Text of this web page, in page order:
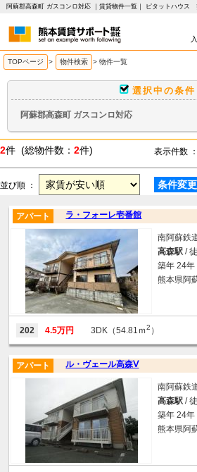
阿蘇郡高森町 ガスコンロ対応 ｜賃貸物件一覧｜ ピタットハウス
TOPページ > 物件検索 > 物件一覧
選択中の条件
阿蘇郡高森町 ガスコンロ対応
2件 (総物件数： 2件) 表示件数 ：
並び順 ： 条件変更
ラ・フォーレ壱番館
アパート
南阿蘇鉄
高森駅 /
築年 24年
熊本県阿
202 4.5万円 3DK（54.81ｍ2 ）
ル・ヴェール高森Ⅴ
アパート
南阿蘇鉄
高森駅 /
築年 24年
熊本県阿